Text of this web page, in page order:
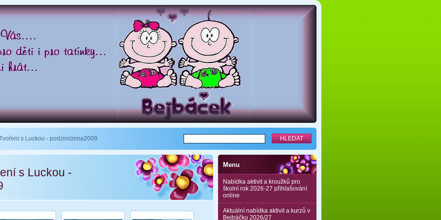
s Luckou - podzim/zima2009
s Luckou -
Menu
Nabídka aktivit a kroužků pro
školní rok 2026-27 přihlašování
online
Aktuální nabídka aktivit a kurzů v
Bejbáčku 2026/27